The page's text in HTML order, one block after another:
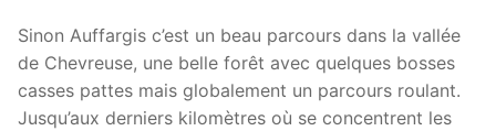
Sinon Auffargis c’est un beau parcours dans la vallée
de Chevreuse, une belle forêt avec quelques bosses
casses pattes mais globalement un parcours roulant.
Jusqu’aux derniers kilomètres où se concentrent les